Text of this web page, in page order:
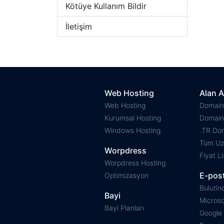
Kötüye Kullanım Bildir
İletişim
Web Hosting
Web Hosting
Kurumsal Hosting
Windows Hosting
Worpdress
Worpdress Hosting
Optimizasyon
Bayi
Bayi Planları
Alan
.TR
Tüm
Fiyat
E-